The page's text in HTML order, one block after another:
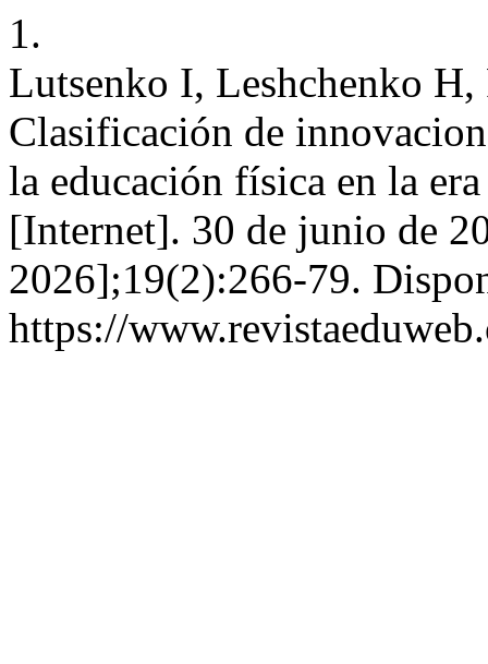
1.
Lutsenko I, Leshchenko
Clasificación de
la educación física en la
[Internet]. 30 de junio de
2026];19(2):266-79.
https://